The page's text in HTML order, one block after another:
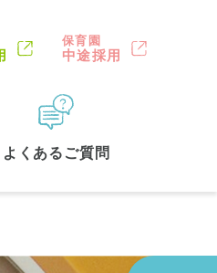
保育園
中途採用
よくあるご質問